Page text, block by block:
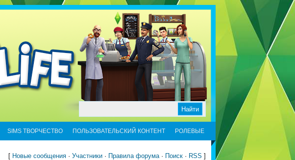
SIMS ТВОРЧЕСТВО ПОЛЬЗОВАТЕЛЬСКИЙ КОНТЕНТ РОЛЕВЫЕ
[ Новые сообщения · Участники · Правила форума· Поиск · RSS ]